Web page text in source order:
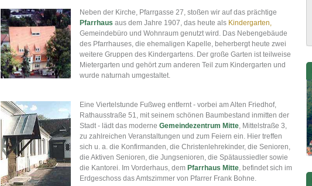
Neben der Kirche, Pfarrgasse 27, stoßen wir auf das prächtige
Pfarrhaus aus dem Jahre 1907, das heute als Kindergarten,
Gemeindebüro und Wohnraum genutzt wird. Das Nebengebäude
des Pfarrhauses, die ehemaligen Kapelle, beherbergt heute zwei
weitere Gruppen des Kindergartens. Der große Garten ist teilweise
Mietergarten und gehört zum anderen Teil zum Kindergarten und
wurde naturnah umgestaltet.
Eine Viertelstunde Fußweg entfernt - vorbei am Alten Friedhof,
Rathausstraße 51, mit seinem schönen Baumbestand inmitten der
Stadt - lädt das moderne Gemeindezentrum Mitte, Mittelstraße 3,
zu zahlreichen Veranstaltungen und zum Feiern ein. Hier treffen
sich u. a. die Konfirmanden, die Christenlehrekinder, die Senioren,
die Aktiven Senioren, die Jungsenioren, die Spätaussiedler sowie
die Kantorei. Im Vorderhaus, dem Pfarrhaus Mitte, befindet sich im
Erdgeschoss das Amtszimmer von Pfarrer Frank Bohne.